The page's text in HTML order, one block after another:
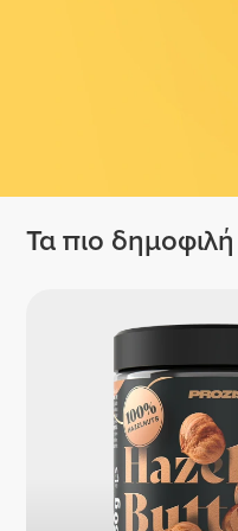
Τα πιο δημοφιλή